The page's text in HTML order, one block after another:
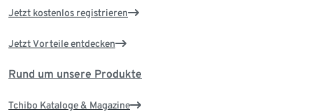
Jetzt kostenlos registrieren
Jetzt Vorteile entdecken
Rund um unsere Produkte
Tchibo Kataloge & Magazine